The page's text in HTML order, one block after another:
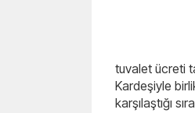
tuvalet ücreti
Kardeşiyle
karşılaştığı